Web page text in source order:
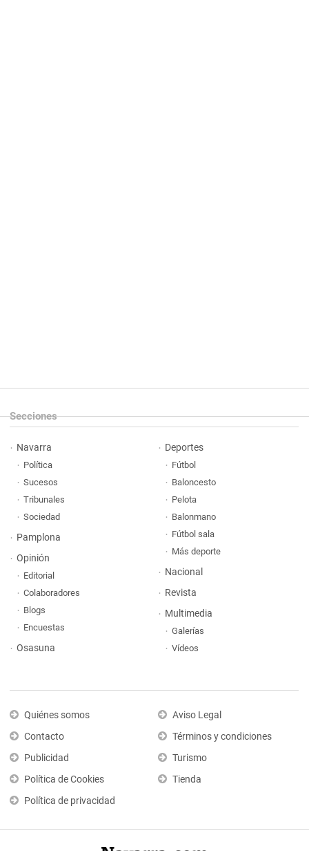
Secciones
Navarra
Política
Sucesos
Tribunales
Sociedad
Pamplona
Opinión
Editorial
Colaboradores
Blogs
Encuestas
Osasuna
Deportes
Fútbol
Baloncesto
Pelota
Balonmano
Fútbol sala
Más deporte
Nacional
Revista
Multimedia
Galerías
Vídeos
Quiénes somos
Contacto
Publicidad
Política de Cookies
Política de privacidad
Aviso Legal
Términos y condiciones
Turismo
Tienda